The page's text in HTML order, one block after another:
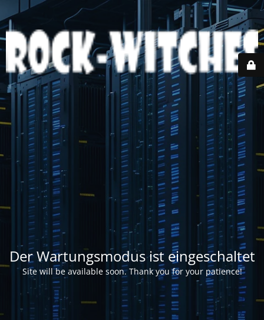
Der Wartungsmodus ist eingeschaltet
Site will be available soon. Thank you for your patience!